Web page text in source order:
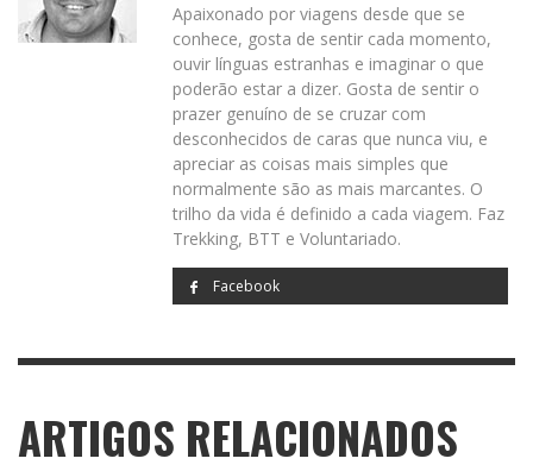
Apaixonado por viagens desde que se
conhece, gosta de sentir cada momento,
ouvir línguas estranhas e imaginar o que
poderão estar a dizer. Gosta de sentir o
prazer genuíno de se cruzar com
desconhecidos de caras que nunca viu, e
apreciar as coisas mais simples que
normalmente são as mais marcantes. O
trilho da vida é definido a cada viagem. Faz
Trekking, BTT e Voluntariado.
Facebook
ARTIGOS RELACIONADOS